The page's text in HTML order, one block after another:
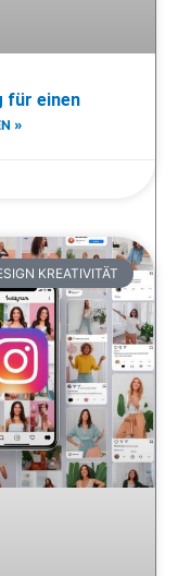
für einen
»
KREATIVITÄT